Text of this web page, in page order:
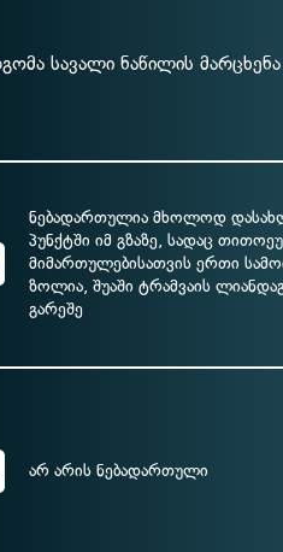
სავალი ნაწილის მარცხენა
ნებადართულია მხოლოდ
პუნქტში იმ გზაზე, სადაც
მიმართულებისათვის ერთი
ზოლია, შუაში ტრამვაის
გარეშე
არ არის ნებადართული